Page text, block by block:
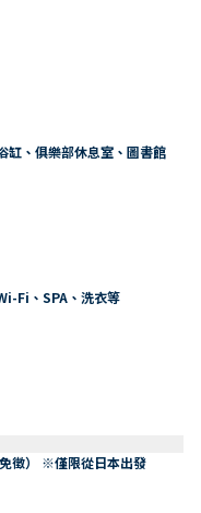
缸、俱樂部休息室、圖書館
Fi、SPA、洗衣等
徵） ※僅限從日本出發